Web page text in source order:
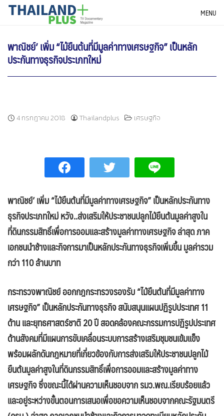
SkipTHAILANDPLUS NEWS MENU
พาณิชย์’ เพิ่ม “ไม้ยืนต้นที่มีมูลค่าทางเศรษฐกิจ” เป็นหลัก
ประกันทางธุรกิจประเภทใหม่
4 กรกฎาคม 2018 Thailandplus เศรษฐกิจ
พาณิชย์’ เพิ่ม “ไม้ยืนต้นที่มีมูลค่าทางเศรษฐกิจ” เป็นหลักประกันทาง
ธุรกิจประเภทใหม่หวัง..ส่งเสริมให้ประชาชนปลูกไม้ยืนต้นมูลค่าสูงใน
ที่ดินกรรมสิทธิ์เพื่อการออมและสร้างมูลค่าทางเศรษฐกิจล่าสุด ภาค
เอกชนนำช้างและกิจการมาเป็นหลักประกันทางธุรกิจเพิ่มขึ้น มูลค่ารวม
กว่า110 ล้านบาท
กระทรวงพาณิชย์ออกกฎกระทรวงรองรับ “ไม้ยืนต้นที่มีมูลค่าทาง
เศรษฐกิจ” เป็นหลักประกันทางธุรกิจ สนับสนุนแผนปฏิรูปประเทศ 11
ด้าน และยุทธศาสตร์ชาติ20 ปี สอดคล้องคณะกรรมการปฏิรูปประเทศ
ด้านสังคมที่มีแผนการขับเคลื่อนระบบการสร้างเสริมชุมชนเข้มแข็ง
พร้อมผลักดันกฎหมายที่เกี่ยวข้องกับการส่งเสริมให้ประชาชนปลูกไม้
ยืนต้นมูลค่าสูงในที่ดินกรรมสิทธิ์เพื่อการออมและสร้างมูลค่าทาง
เศรษฐกิจ ซึ่งขณะนี้ได้ผ่านความเห็นชอบจาก รมว.พณ.เรียบร้อยแล้ว
และอยู่ระหว่างขั้นตอนการเสนอเพื่อขอความเห็นชอบจากคณะรัฐมนตรี